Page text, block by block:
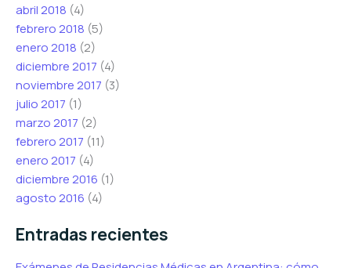
abril 2018 (4)
febrero 2018 (5)
enero 2018 (2)
diciembre 2017 (4)
noviembre 2017 (3)
julio 2017 (1)
marzo 2017 (2)
febrero 2017 (11)
enero 2017 (4)
diciembre 2016 (1)
agosto 2016 (4)
Entradas recientes